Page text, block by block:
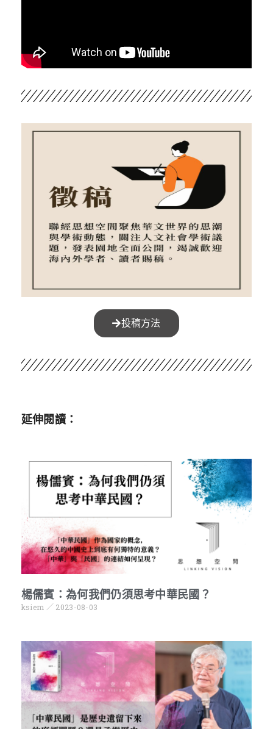
投稿方法
延伸閱讀：
楊儒賓：為何我們仍須思考中華民國？
ksiem 2023-08-03